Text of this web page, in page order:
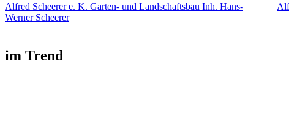
Alfred Scheerer e. K. Garten- und Landschaftsbau Inh. Hans-
Werner Scheerer
im Trend